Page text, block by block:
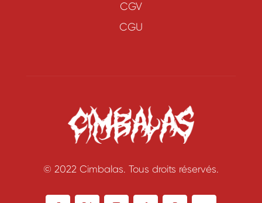
CGV
CGU
© 2022 Cimbalas. Tous droits réservés.